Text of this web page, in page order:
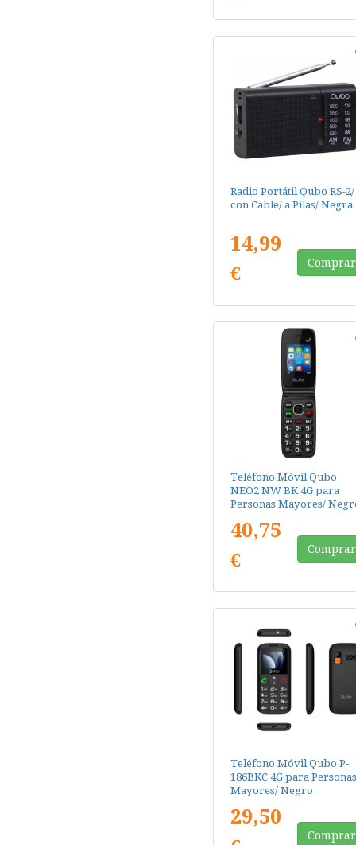
Radio Portátil Qubo RS-2/
con Cable/ a Pilas/ Negra
14,99
€
Comprar
Teléfono Móvil Qubo
NEO2 NW BK 4G para
Personas Mayores/
40,75
€
Comprar
Teléfono Móvil Qubo P-
186BKC 4G para Personas
Mayores/ Negro
29,50
Comprar